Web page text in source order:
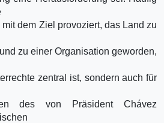
dem Ziel provoziert, das Land zu
zu einer Organisation geworden,
zentral ist, sondern auch für
des von Präsident Chávez